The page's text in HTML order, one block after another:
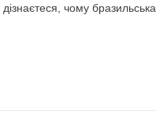
чому